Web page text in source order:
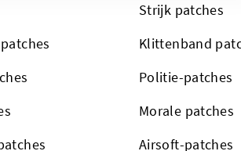
Strijk patches
Klittenband
Politie-patches
Morale patches
Airsoft-patches